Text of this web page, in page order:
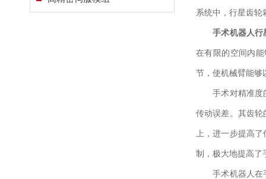
系统中，行星齿轮
手术机器人行
在有限的空间内
节，使机械臂能够
手术对精准度的
传动误差。其齿
上，进一步提高
制，极大地提高了
手术机器人在手